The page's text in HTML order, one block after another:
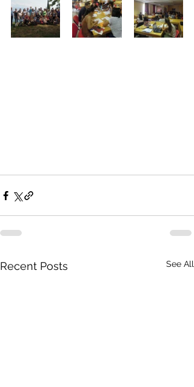
Recent Posts See All